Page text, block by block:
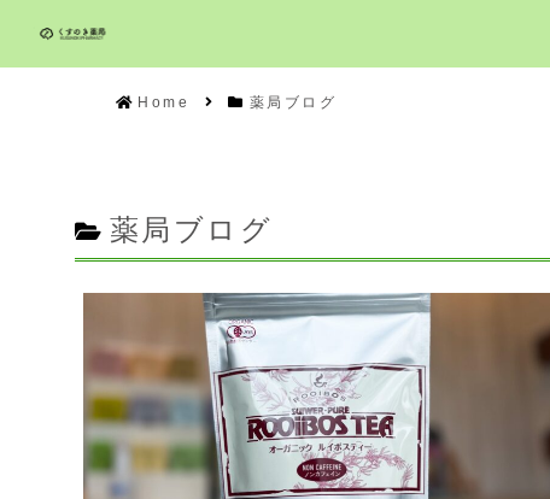
Home 薬局ブログ
薬局ブログ